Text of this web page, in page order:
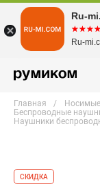
Главная
Беспроводные
Наушники
СКИДКА
Ru-
Ru-